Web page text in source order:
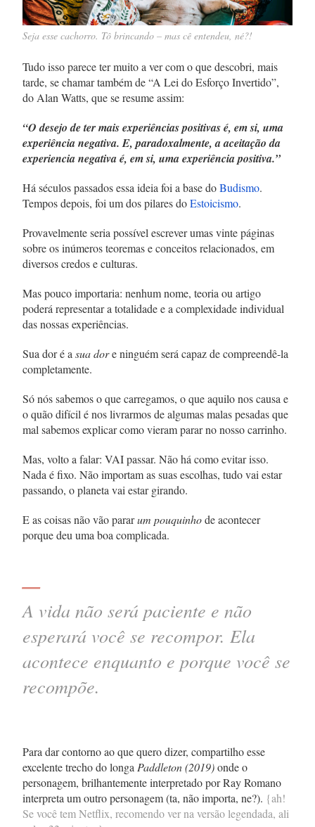
Seja esse cachorro. Tô brincando – mas cê entendeu, né?!
Tudo isso parece ter muito a ver com o que descobri, mais
tarde, se chamar também de “A Lei do Esforço Invertido”,
do Alan Watts, que se resume assim:
“O desejo de ter mais experiências positivas é, em si, uma
experiência negativa. E, paradoxalmente, a aceitação da
experiencia negativa é, em si, uma experiência positiva.”
Há séculos passados essa ideia foi a base doBudismo.
Tempos depois, foi um dos pilares doEstoicismo.
Provavelmente seria possível escrever umas vinte páginas
sobre os inúmeros teoremas e conceitos relacionados, em
diversos credos e culturas.
Mas pouco importaria: nenhum nome, teoria ou artigo
poderá representar a totalidade e a complexidade individual
das nossas experiências.
Sua dor é asua dore ninguém será capaz de compreendê-la
completamente.
Só nós sabemos o que carregamos, o que aquilo nos causa e
o quão difícil é nos livrarmos de algumas malas pesadas que
mal sabemos explicar como vieram parar no nosso carrinho.
Mas, volto a falar: VAI passar. Não há como evitar isso.
Nada é fixo. Não importam as suas escolhas, tudo vai estar
passando, o planeta vai estar girando.
E as coisas não vão pararum pouquinhode acontecer
porque deu uma boa complicada.
—
A vida não será paciente e não
esperará você se recompor. Ela
acontece enquanto eporque você se
recompõe.
Para dar contorno ao que quero dizer, compartilho esse
excelente trecho do longa Paddleton (2019)onde o
personagem, brilhantemente interpretado por Ray Romano
interpreta um outro personagem (ta, não importa, ne?). {ah!
Se você tem Netflix, recomendo ver na versão legendada, ali